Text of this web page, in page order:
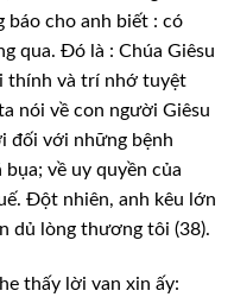
cho anh biết : có
qua. Đó là : Chúa Giêsu
thính và trí nhớ tuyệt
nói về con người Giêsu
đối với những bệnh
về uy quyền của
Đột nhiên, anh kêu lớn
dủ lòng thương tôi (38).
thấy lời van xin ấy: